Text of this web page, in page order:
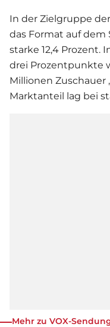
In der Zielgruppe
das Format auf dem
starke 12,4 Prozent.
drei Prozentpunkte
Millionen Zuschauer
Marktanteil lag bei
Mehr zu VOX-